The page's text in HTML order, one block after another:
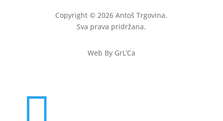
Copyright © 2026 Antoš Trgovina.
Sva prava pridržana.
Web By GrL’Ca